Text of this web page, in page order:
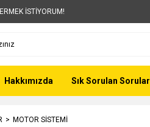
İSTİYORUM!
Hakkımızda Sık Sorulan Sorular
MOTOR SİSTEMİ